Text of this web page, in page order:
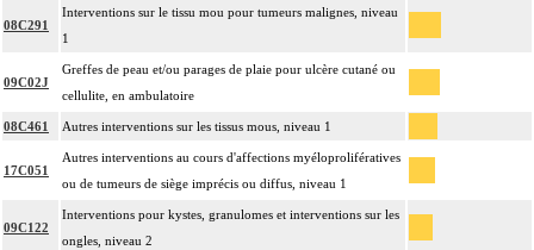
08C291
Interventions sur le tissu mou pour tumeurs malignes, niveau
1
09C02J
Greffes de peau et/ou parages de plaie pour ulcère cutané ou
cellulite, en ambulatoire
08C461 Autres interventions sur les tissus mous, niveau 1
17C051
Autres interventions au cours d'affections myéloprolifératives
ou de tumeurs de siège imprécis ou diffus, niveau 1
09C122
Interventions pour kystes, granulomes et interventions sur les
ongles, niveau 2